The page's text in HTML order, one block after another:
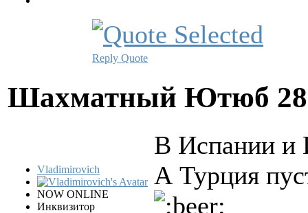
Reply Quote
Шахматный Ютюб
Vladimirovich
NOW ONLINE
Инквизитор
В Испании и
А Турция